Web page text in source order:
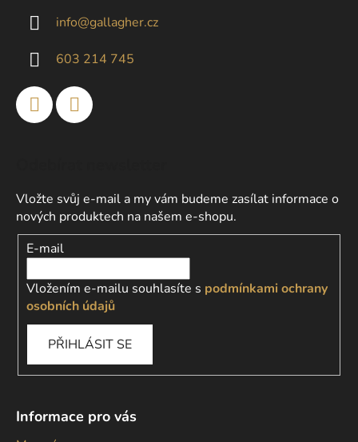
info@gallagher.cz
603 214 745
Vložte svůj e-mail a my vám budeme zasílat informace o
nových produktech na našem e-shopu.
E-mail
Vložením e-mailu souhlasíte s podmínkami ochrany
osobních údajů
PŘIHLÁSIT SE
Informace pro vás